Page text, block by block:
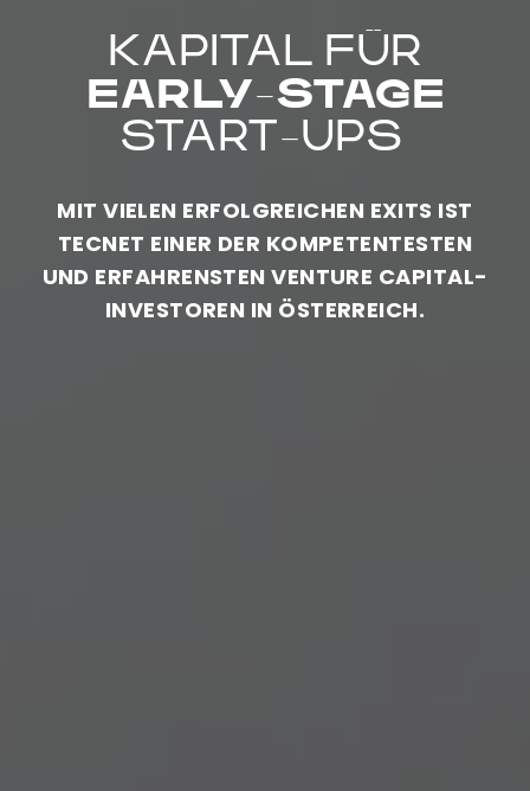
KAPITAL FÜR
EARLY-STAGE
START-UPS
MIT VIELEN ERFOLGREICHEN EXITS IST
TECNET EINER DER KOMPETENTESTEN
UND ERFAHRENSTEN VENTURE CAPITAL-
INVESTOREN IN ÖSTERREICH.